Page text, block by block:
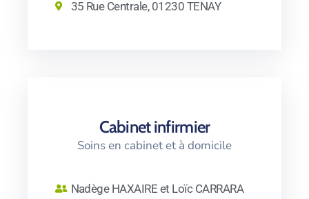
35 Rue Centrale, 01230 TENAY
Cabinet infirmier
Soins en cabinet et à domicile
Nadège HAXAIRE et Loïc CARRARA